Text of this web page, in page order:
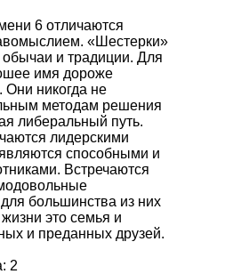
6 отличаются
«Шестерки»
обычаи и традиции. Для
имя дороже
никогда не
методам решения
либеральный путь.
лидерскими
способными и
Встречаются
большинства из них
это семья и
и преданных друзей.
2